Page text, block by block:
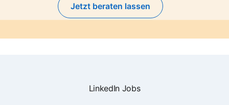
Jetzt beraten lassen
LinkedIn Jobs